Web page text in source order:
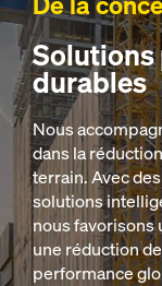
Solutions
durables
Nous
dans la
terrain. Avec
solutions
nous favorisons
une réduction
performance